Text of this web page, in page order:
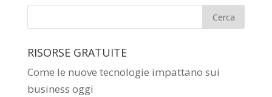
RISORSE GRATUITE
Come le nuove tecnologie impattano sui
business oggi